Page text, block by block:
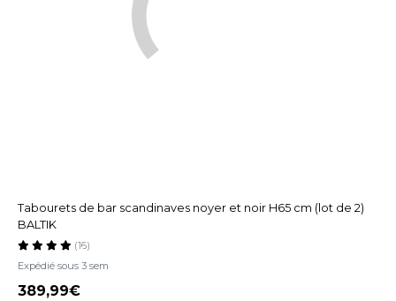
Tabourets de bar scandinaves noyer et noir H65 cm (lot de 2)
BALTIK
Expédié sous 3 sem
(16)
389,99